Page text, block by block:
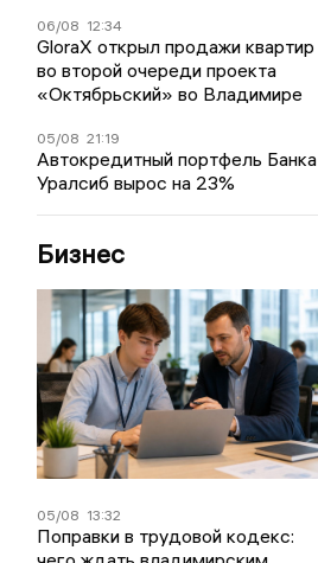
06/08 12:34
GloraX открыл продажи квартир
во второй очереди проекта
«Октябрьский» во Владимире
05/08 21:19
Автокредитный портфель Банка
Уралсиб вырос на 23%
Бизнес
05/08 13:32
Поправки в трудовой кодекс: